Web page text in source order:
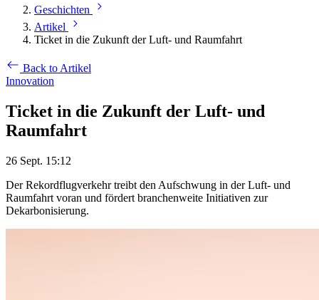
Geschichten
Artikel
Ticket in die Zukunft der Luft- und Raumfahrt
Back to Artikel
Innovation
Ticket in die Zukunft der Luft- und
Raumfahrt
26 Sept. 15:12
Der Rekordflugverkehr treibt den Aufschwung in der Luft- und
Raumfahrt voran und fördert branchenweite Initiativen zur
Dekarbonisierung.